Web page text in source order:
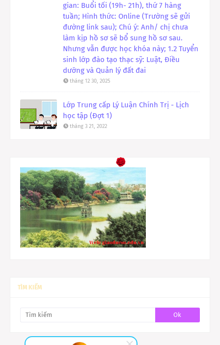
gian: Buổi tối (19h- 21h), thứ 7 hàng
tuần; Hình thức: Online (Trường sẽ gửi
đường link sau); Chú ý: Anh/ chị chưa
làm kịp hồ sơ sẽ bổ sung hồ sơ sau.
Nhưng vẫn được học khóa này; 1.2 Tuyển
sinh lớp đào tạo thạc sỹ: Luật, Điều
dưỡng và Quản lý đất đai
tháng 12 30, 2025
Lớp Trung cấp Lý Luận Chính Trị - Lịch
học tập (Đợt 1)
tháng 3 21, 2022
TÌM KIẾM